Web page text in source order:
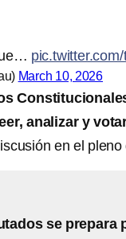
March 10, 2026
analizar y
en el
se prepara